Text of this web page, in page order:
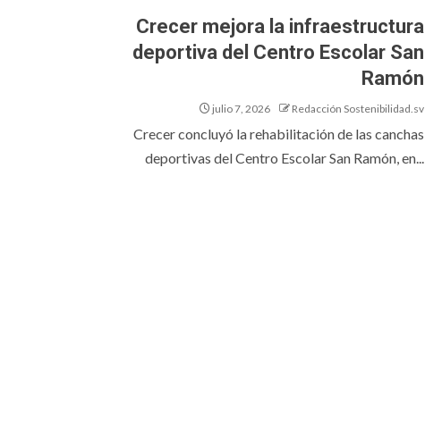
Crecer mejora la infraestructura
deportiva del Centro Escolar San
Ramón
julio 7, 2026 Redacción Sostenibilidad.sv
Crecer concluyó la rehabilitación de las canchas
deportivas del Centro Escolar San Ramón, en...